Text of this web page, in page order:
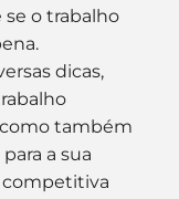
o trabalho
dicas,
também
a sua
competitiva